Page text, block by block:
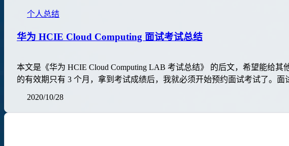
个人总结
华为 HCIE Cloud Computing 面试考试总结
本文是《华为 HCIE Cloud Computing LAB 考试总结》 的后文，希望能给
的有效期只有 3 个月，拿到考试成绩后，我就必须开始预约面试考试了。
2020/10/28